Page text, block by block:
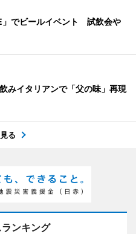
」でビールイベント 試飲会や
みイタリアンで「父の味」再現
る
ンキング